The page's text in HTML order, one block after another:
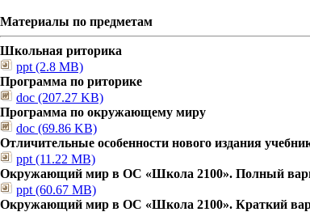
Материалы по предметам
Школьная риторика
ppt (2.8 MB)
Программа по риторике
doc (207.27 KB)
Программа по окружающему миру
doc (69.86 KB)
Отличительные особенности нового издания
ppt (11.22 MB)
Окружающий мир в ОС «Школа 2100». Полный
ppt (60.67 MB)
Окружающий мир в ОС «Школа 2100». Краткий